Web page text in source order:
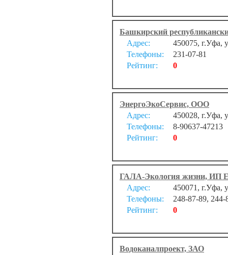
Башкирский
Адрес:
450075, г.Уфа,
Телефоны:
231-07-81
Рейтинг:
0
ЭнергоЭкоСервис, ООО
Адрес:
450028, г.Уфа,
Телефоны:
8-90637-47213
Рейтинг:
0
ГАЛА-Экология жизни, ИП
Адрес:
450071, г.Уфа,
Телефоны:
248-87-89,
Рейтинг:
0
Водоканалпроект, ЗАО